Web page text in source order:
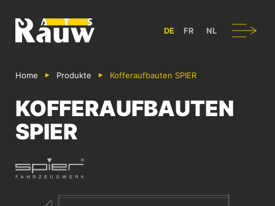
ATS RAUW - BAU & GESTALTUNG VON NUTZFAHRZEUGEN IN
DE FR NL
Navigation
Home Produkte Koffer­aufbauten SPIER
KOFFER­AUFBAUTEN
SPIER